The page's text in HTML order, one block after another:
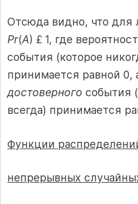
Отсюда видно, что для
Pr(A) £ 1, где
события (которое
принимается равной 0,
достоверного события
всегда) принимается
Функции
непрерывных